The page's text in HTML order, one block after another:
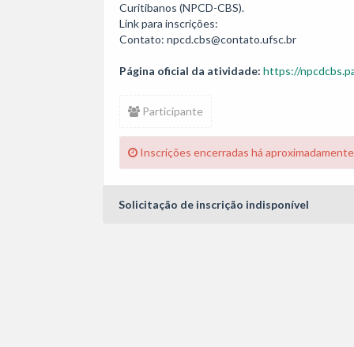
Curitibanos (NPCD-CBS).
Link para inscrições:
Página oficial da atividade: https://
Participante
Inscrições encerradas há
Solicitação de inscrição indisponível